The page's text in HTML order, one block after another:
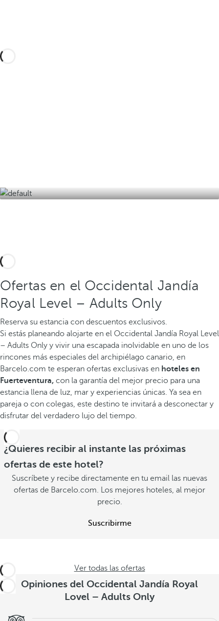
Ofertas en el Occidental Jandía
Royal Level – Adults Only
Reserva su estancia con descuentos exclusivos.
Si estás planeando alojarte en el Occidental Jandía Royal Level
– Adults Only y vivir una escapada inolvidable en uno de los
rincones más especiales del archipiélago canario, en
Barcelo.com te esperan ofertas exclusivas en hoteles en
Fuerteventura, con la garantía del mejor precio para una
estancia llena de luz, mar y experiencias únicas. Ya sea en
pareja o con colegas, este destino te invitará a desconectar y
disfrutar del verdadero lujo del tiempo.
¿Quieres recibir al instante las próximas
ofertas de este hotel?
Suscríbete y recibe directamente en tu email las nuevas
ofertas de Barcelo.com. Los mejores hoteles, al mejor
precio.
Suscribirme
Ver todas las ofertas
Opiniones del Occidental Jandía Royal
Lovel – Adults Only